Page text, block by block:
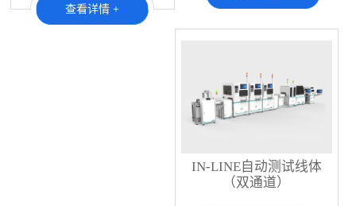
查看详情 +
IN-LINE自动测试线体
（双通道）